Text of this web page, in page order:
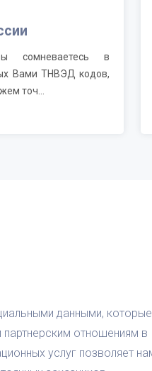
сомневаетесь в
Вами ТНВЭД кодов,
точ...
данными, которые
отношениям в
услуг позволяет